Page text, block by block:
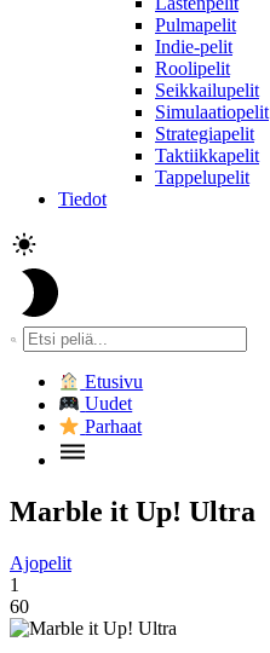
Pulmapelit
Indie-pelit
Roolipelit
Seikkailupelit
Simulaatiopelit
Strategiapelit
Taktiikkapelit
Tappelupelit
Tiedot
Etusivu
Uudet
Parhaat
Marble it Up! Ultra
Ajopelit
1
60